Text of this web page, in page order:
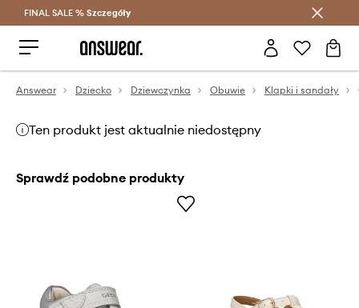
Oszczędzaj z Answear Club >
FINAL SALE % Szczegóły
Answear Dziecko Dziewczynka Obuwie Klapki i sandały
Ten produkt jest aktualnie niedostępny
Sprawdź podobne produkty